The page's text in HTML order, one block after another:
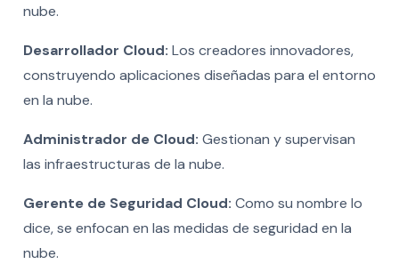
nube.
Desarrollador Cloud: Los creadores innovadores,
construyendo aplicaciones diseñadas para el entorno
en la nube.
Administrador de Cloud: Gestionan y supervisan
las infraestructuras de la nube.
Gerente de Seguridad Cloud: Como su nombre lo
dice, se enfocan en las medidas de seguridad en la
nube.